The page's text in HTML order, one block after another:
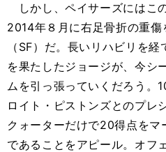
しかし、ペイサーズにはこ
2014年８月に右足骨折の重
（SF）だ。長いリハビリを
を果たしたジョージが、今シ
ムを引っ張っていくだろう。
ロイト・ピストンズとのプレ
クォーターだけで20得点をマ
であることをアピール。オフ